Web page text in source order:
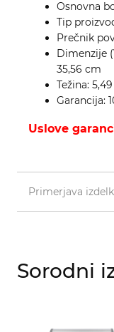
Osnovna
Tip
Prečnik
Dimenzije
35,56 cm
Težina:
Garancija:
Uslove
Primerjava
Sorodni